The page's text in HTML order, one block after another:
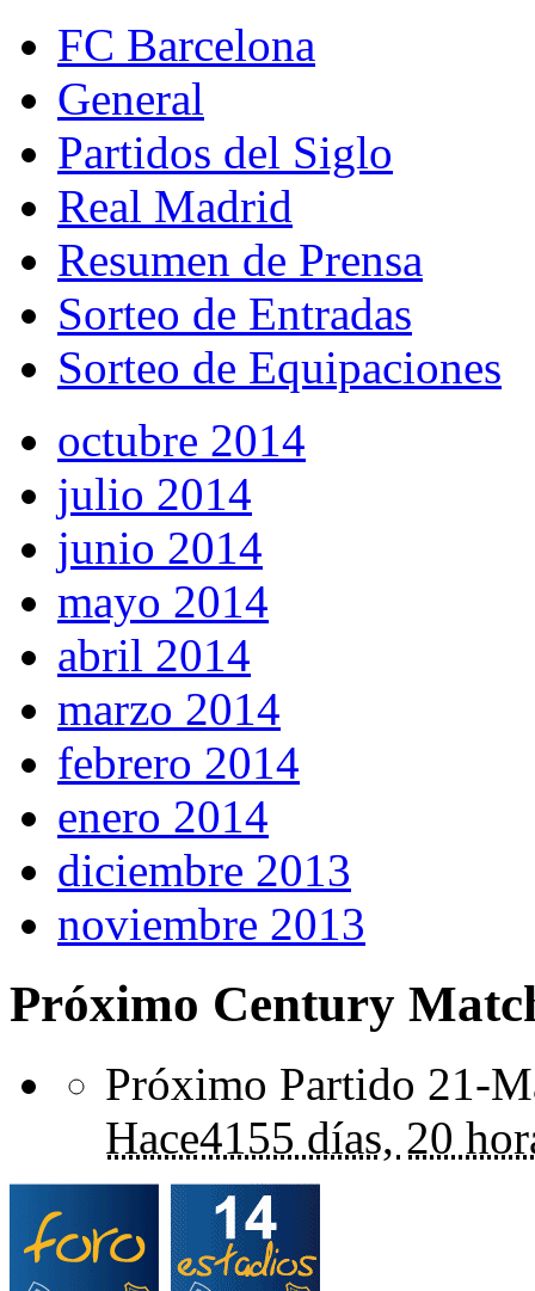
FC Barcelona
General
Partidos del Siglo
Real Madrid
Resumen de Prensa
Sorteo de Entradas
Sorteo de Equipaciones
octubre 2014
julio 2014
junio 2014
mayo 2014
abril 2014
marzo 2014
febrero 2014
enero 2014
diciembre 2013
noviembre 2013
Próximo Century
Próximo Partido 21-
Hace4155 días, 20